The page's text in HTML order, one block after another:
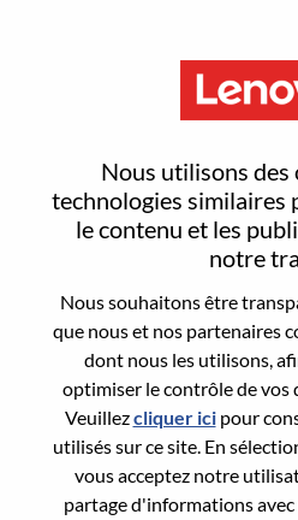
Nous utilisons des
technologies similaires
le contenu et les
notre
Nous souhaitons être
que nous et nos partenaires
dont nous les utilisons,
optimiser le contrôle de vos
Veuillezcliquer icipour
utilisés sur ce site. En
vous acceptez notre
partage d'informations
Reset password
Are you sure you
Enter the email address
account, then click
We will email you a link
password.